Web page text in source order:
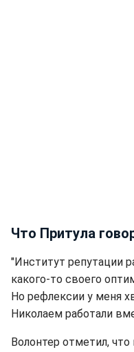
Что Притула
"Институт репутации
какого-то своего
Но рефлексии у меня
Николаем работали
Волонтер отметил,